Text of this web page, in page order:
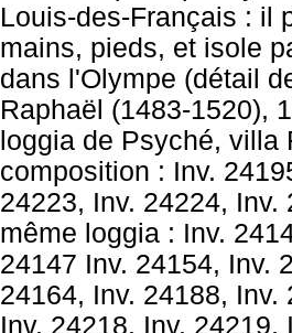
Louis-des-Français : il
mains, pieds, et isole
dans l'Olympe (détail
Raphaël (1483-1520),
loggia de Psyché,
composition : Inv.
24223, Inv. 24224,
même loggia : Inv.
24147 Inv. 24154, Inv.
24164, Inv. 24188, Inv.
Inv. 24218, Inv. 24219,